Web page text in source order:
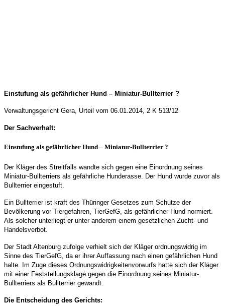
Einstufung als gefährlicher Hund – Miniatur-Bullterrier ?
Verwaltungsgericht Gera, Urteil vom 06.01.2014, 2 K 513/12
Der Sachverhalt:
Einstufung als gefährlicher Hund – Miniatur-Bullterrier ?
Der Kläger des Streitfalls wandte sich gegen eine Einordnung seines
Miniatur-Bullterriers als gefährliche Hunderasse. Der Hund wurde zuvor als
Bullterrier eingestuft.
Ein Bullterrier ist kraft des Thüringer Gesetzes zum Schutze der
Bevölkerung vor Tiergefahren, TierGefG, als gefährlicher Hund normiert.
Als solcher unterliegt er unter anderem einem gesetzlichen Zucht- und
Handelsverbot.
Der Stadt Altenburg zufolge verhielt sich der Kläger ordnungswidrig im
Sinne des TierGefG, da er ihrer Auffassung nach einen gefährlichen Hund
halte. Im Zuge dieses Ordnungswidrigkeitenvorwurfs hatte sich der Kläger
mit einer Feststellungsklage gegen die Einordnung seines Miniatur-
Bullterriers als Bullterrier gewandt.
Die Entscheidung des Gerichts: